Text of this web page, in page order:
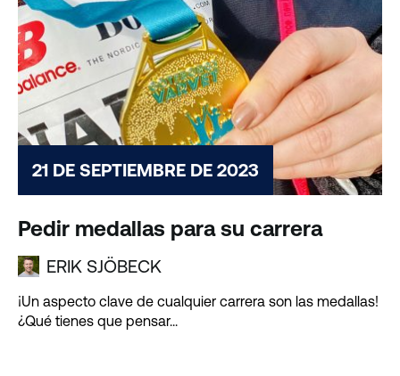
21 DE SEPTIEMBRE DE 2023
Pedir medallas para su carrera
ERIK SJÖBECK
¡Un aspecto clave de cualquier carrera son las medallas!
¿Qué tienes que pensar...